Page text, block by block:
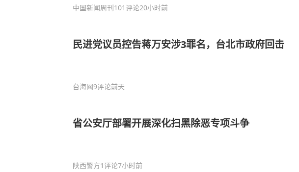
中国新闻周刊101评论20小时前
民进党议员控告蒋万安涉3罪名，台北市政府回击
台海网9评论前天
省公安厅部署开展深化扫黑除恶专项斗争
陕西警方1评论7小时前